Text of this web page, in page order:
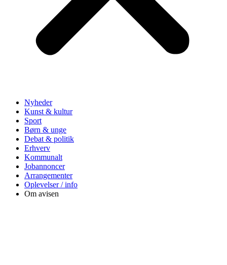
Nyheder
Kunst & kultur
Sport
Børn & unge
Debat & politik
Erhverv
Kommunalt
Jobannoncer
Arrangementer
Oplevelser / info
Om avisen